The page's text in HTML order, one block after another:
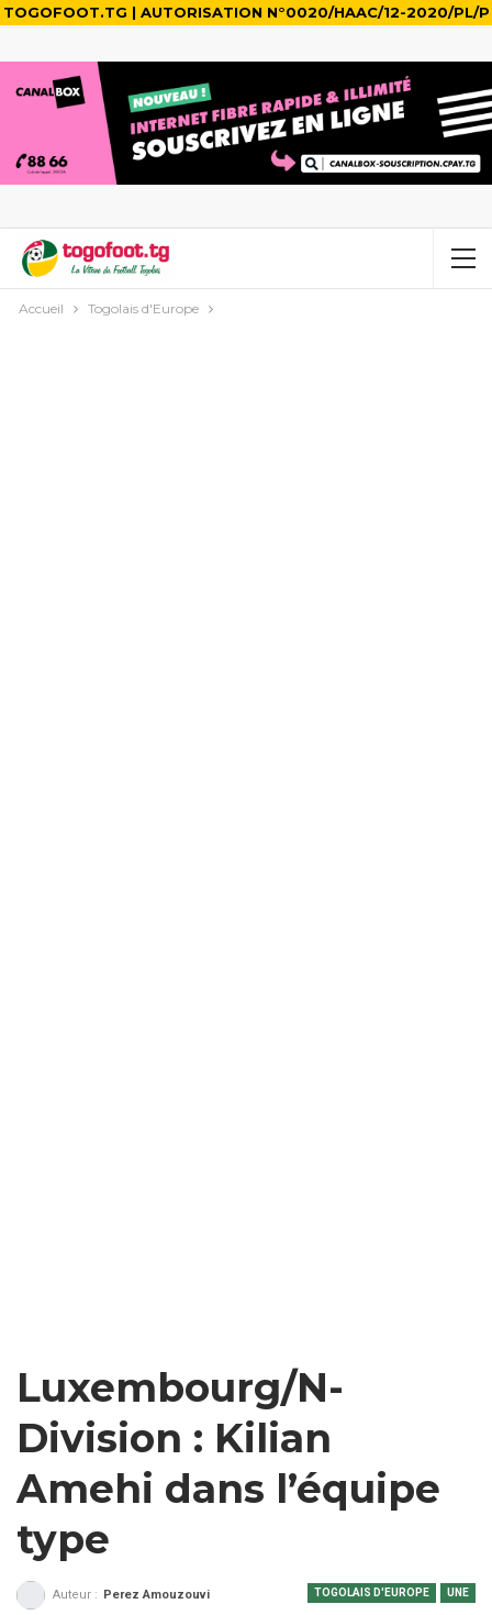
TOGOFOOT.TG | AUTORISATION N°0020/HAAC/12-2020/PL/P
Accueil Togolais d'Europe
Luxembourg/N-
Division : Kilian
Amehi dans l’équipe
type
TOGOLAIS D'EUROPE UNE
Auteur :
Perez Amouzouvi